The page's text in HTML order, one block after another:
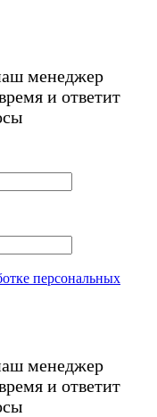
менеджер
и ответит
персональных
менеджер
и ответит